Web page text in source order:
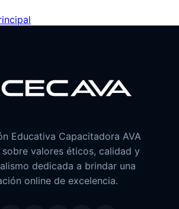
Educativa Capacitadora AVA
sobre valores éticos, calidad y
dedicada a brindar una
online de excelencia.